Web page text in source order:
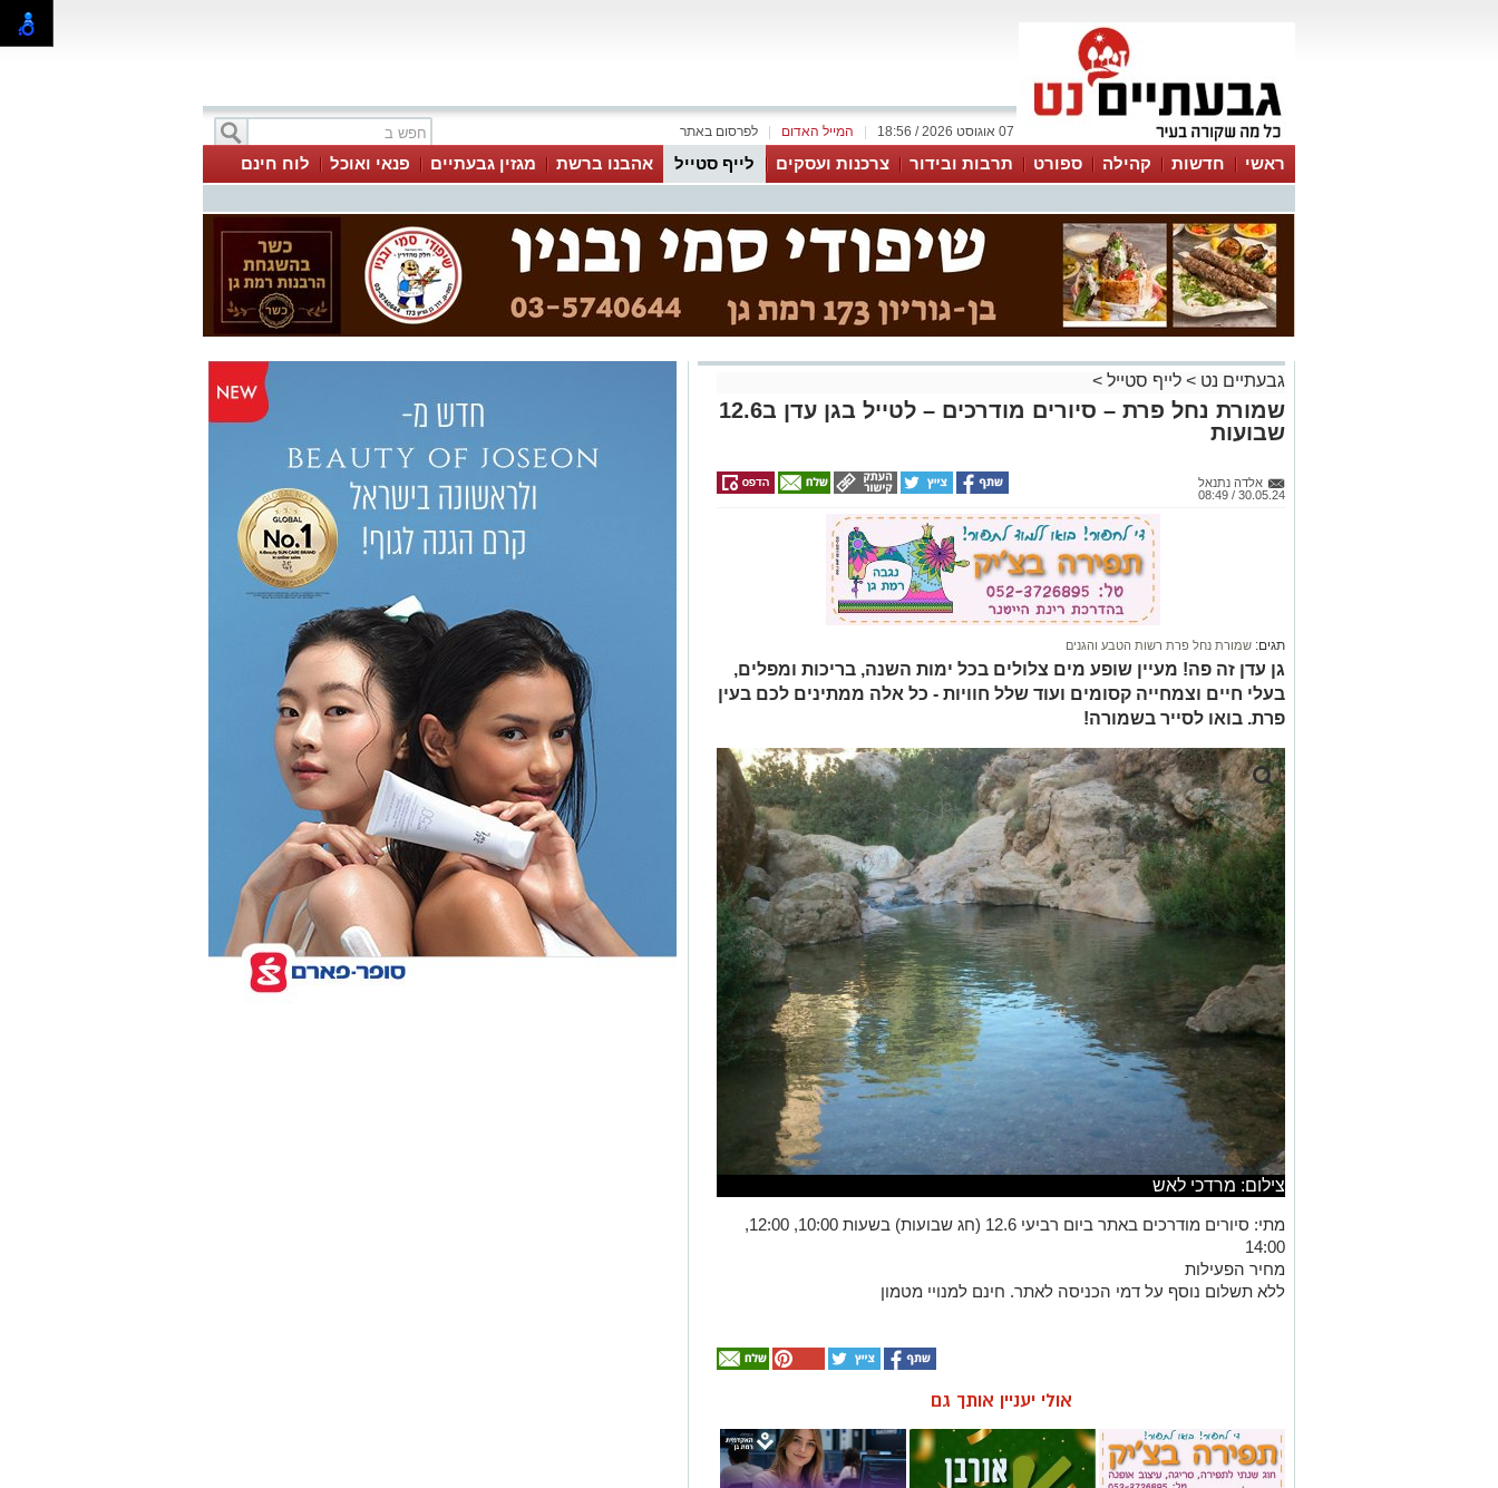
לפרסום באתר המייל האדום 07 אוגוסט 2026 / 18:56
ראשי חדשות קהילה ספורט תרבות ובידור צרכנות ועסקים לייף סטייל אהבנו ברשת מגזין גבעתיים פנאי ואוכל לוח חינם
גבעתיים נט > לייף סטייל >
שמורת נחל פרת – סיורים מודרכים – לטייל בגן עדן ב12.6
שבועות
אלדה נתנאל
30.05.24 / 08:49
תגים: שמורת נחל פרת רשות הטבע והגנים
גן עדן זה פה! מעיין שופע מים צלולים בכל ימות השנה, בריכות ומפלים,
בעלי חיים וצמחייה קסומים ועוד שלל חוויות - כל אלה ממתינים לכם בעין
פרת. בואו לסייר בשמורה!
צילום: מרדכי לאש
מתי: סיורים מודרכים באתר ביום רביעי 12.6 (חג שבועות) בשעות 10:00, 12:00,
14:00
מחיר הפעילות
ללא תשלום נוסף על דמי הכניסה לאתר. חינם למנויי מטמון
אולי יעניין אותך גם